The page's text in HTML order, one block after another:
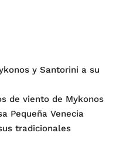
y Santorini a su
de viento de Mykonos
Pequeña Venecia
tradicionales